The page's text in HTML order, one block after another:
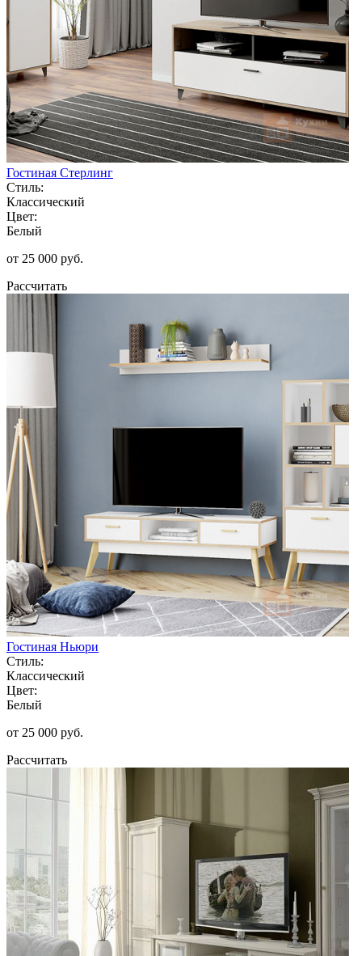
Гостиная Стерлинг
Стиль:
Классический
Цвет:
Белый
от 25 000 руб.
Рассчитать
Гостиная Ньюри
Стиль:
Классический
Цвет:
Белый
от 25 000 руб.
Рассчитать